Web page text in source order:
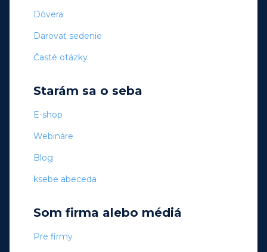
Dôvera
Darovať sedenie
Časté otázky
Starám sa o seba
E-shop
Webináre
Blog
ksebe abeceda
Som firma alebo médiá
Pre firmy